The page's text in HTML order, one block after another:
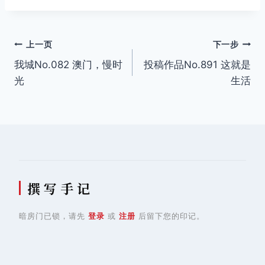
文
章
上一页
我城No.082 澳门，慢时
光
下一步
投稿作品No.891 这就是
生活
撰 写 手 记
暗房门已锁，请先 登录 或 注册 后留下您的印记。